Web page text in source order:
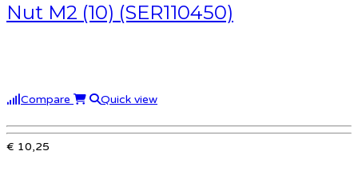
Nut M2 (10) (SER110450)
Compare Quick view
€ 10,25